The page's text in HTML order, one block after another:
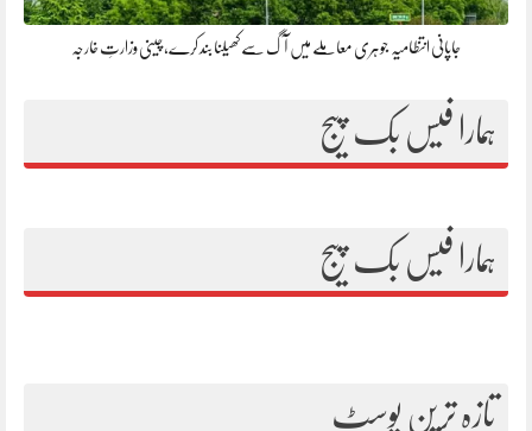
جاپانی انتظامیہ جوہری معاملے میں آگ سے کھیلنا بند کرے، چینی وزارتِ خارجہ
ہمارا فیس بک پیج
ہمارا فیس بک پیج
تازہ ترین پوسٹ